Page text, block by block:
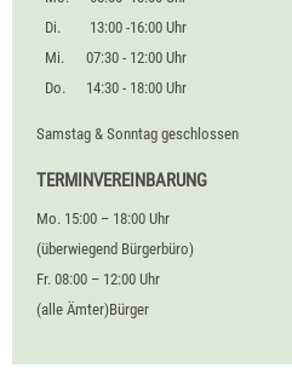
Di.
13:00 -16:00 Uhr
Mi.
07:30 - 12:00 Uhr
Do.
14:30 - 18:00 Uhr
Samstag & Sonntag geschlossen
TERMINVEREINBARUNG
Mo. 15:00 – 18:00 Uhr
(überwiegend Bürgerbüro)
Fr. 08:00 – 12:00 Uhr
(alle Ämter)Bürger